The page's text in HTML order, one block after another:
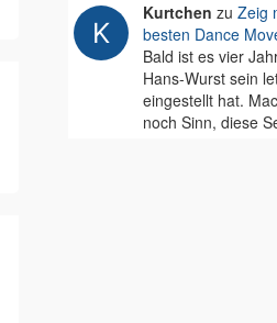
Kurtchen zu Zeig
besten Dance
Bald ist es vier
Hans-Wurst sein
eingestellt hat.
noch Sinn, diese